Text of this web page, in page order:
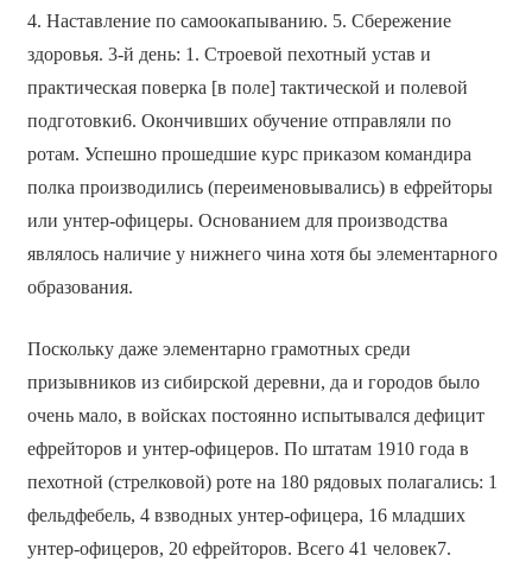
4. Наставление по самоокапыванию. 5. Сбережение
здоровья. 3-й день: 1. Строевой пехотный устав и
практическая поверка [в поле] тактической и полевой
подготовки6. Окончивших обучение отправляли по
ротам. Успешно прошедшие курс приказом командира
полка производились (переименовывались) в ефрейторы
или унтер-офицеры. Основанием для производства
являлось наличие у нижнего чина хотя бы элементарного
образования.
Поскольку даже элементарно грамотных среди
призывников из сибирской деревни, да и городов было
очень мало, в войсках постоянно испытывался дефицит
ефрейторов и унтер-офицеров. По штатам 1910 года в
пехотной (стрелковой) роте на 180 рядовых полагались: 1
фельдфебель, 4 взводных унтер-офицера, 16 младших
унтер-офицеров, 20 ефрейторов. Всего 41 человек7.